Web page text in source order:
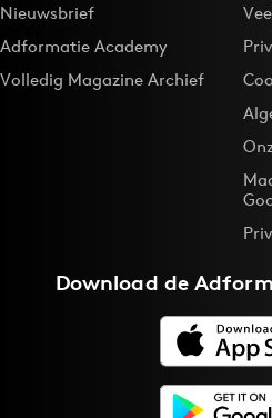
Nieuwsbrief
Adformatie Academy
Volledig Magazine Archief
Download de